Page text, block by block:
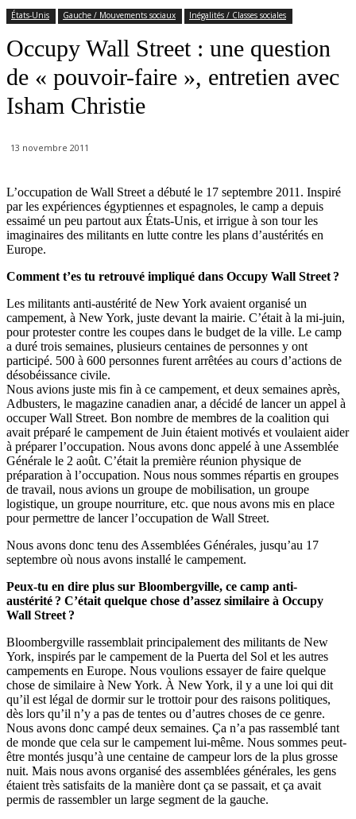
États-Unis Gauche / Mouvements sociaux Inégalités / Classes sociales
Occupy Wall Street : une question
de « pouvoir-faire », entretien avec
Isham Christie
13 novembre 2011
L’occupation de Wall Street a débuté le 17 septembre 2011. Inspiré
par les expériences égyptiennes et espagnoles, le camp a depuis
essaimé un peu partout aux États-Unis, et irrigue à son tour les
imaginaires des militants en lutte contre les plans d’austérités en
Europe.
Comment t’es tu retrouvé impliqué dans Occupy Wall Street ?
Les militants anti-austérité de New York avaient organisé un
campement, à New York, juste devant la mairie. C’était à la mi-juin,
pour protester contre les coupes dans le budget de la ville. Le camp
a duré trois semaines, plusieurs centaines de personnes y ont
participé. 500 à 600 personnes furent arrêtées au cours d’actions de
désobéissance civile.
Nous avions juste mis fin à ce campement, et deux semaines après,
Adbusters, le magazine canadien anar, a décidé de lancer un appel à
occuper Wall Street. Bon nombre de membres de la coalition qui
avait préparé le campement de Juin étaient motivés et voulaient aider
à préparer l’occupation. Nous avons donc appelé à une Assemblée
Générale le 2 août. C’était la première réunion physique de
préparation à l’occupation. Nous nous sommes répartis en groupes
de travail, nous avions un groupe de mobilisation, un groupe
logistique, un groupe nourriture, etc. que nous avons mis en place
pour permettre de lancer l’occupation de Wall Street.
Nous avons donc tenu des Assemblées Générales, jusqu’au 17
septembre où nous avons installé le campement.
Peux-tu en dire plus sur Bloombergville, ce camp anti-
austérité ? C’était quelque chose d’assez similaire à Occupy
Wall Street ?
Bloombergville rassemblait principalement des militants de New
York, inspirés par le campement de la Puerta del Sol et les autres
campements en Europe. Nous voulions essayer de faire quelque
chose de similaire à New York. À New York, il y a une loi qui dit
qu’il est légal de dormir sur le trottoir pour des raisons politiques,
dès lors qu’il n’y a pas de tentes ou d’autres choses de ce genre.
Nous avons donc campé deux semaines. Ça n’a pas rassemblé tant
de monde que cela sur le campement lui-même. Nous sommes peut-
être montés jusqu’à une centaine de campeur lors de la plus grosse
nuit. Mais nous avons organisé des assemblées générales, les gens
étaient très satisfaits de la manière dont ça se passait, et ça avait
permis de rassembler un large segment de la gauche.